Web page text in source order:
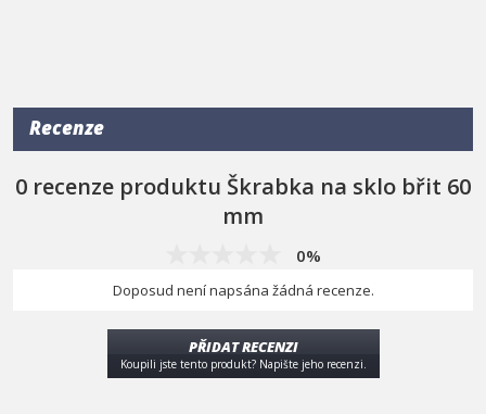
Recenze
0 recenze produktu Škrabka na sklo břit 60
mm
0%
Doposud není napsána žádná recenze.
PŘIDAT RECENZI
Koupili jste tento produkt? Napište jeho recenzi.